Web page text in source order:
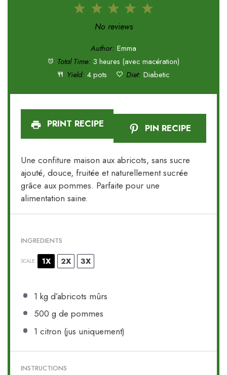
5
4
3
Stars
2
Stars
1
Star
No reviews
Author: Emma
Total Time: 3 heures (avec macération)
Yield: 4 pots Diet: Diabetic
PRINT RECIPE PIN RECIPE
Une confiture maison aux abricots, sans sucre
ajouté, douce, fruitée et naturellement sucrée
grâce aux pommes. Parfaite pour une
alimentation saine.
INGREDIENTS
SCALE 1X 2X 3X
1 kg d’abricots mûrs
500 g de pommes
1 citron (jus uniquement)
INSTRUCTIONS